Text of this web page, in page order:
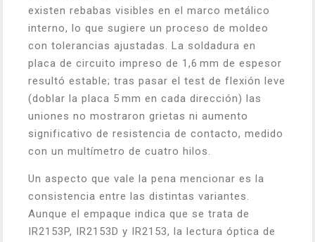
existen rebabas visibles en el marco metálico
interno, lo que sugiere un proceso de moldeo
con tolerancias ajustadas. La soldadura en
placa de circuito impreso de 1,6 mm de espesor
resultó estable; tras pasar el test de flexión leve
(doblar la placa 5 mm en cada dirección) las
uniones no mostraron grietas ni aumento
significativo de resistencia de contacto, medido
con un multímetro de cuatro hilos.
Un aspecto que vale la pena mencionar es la
consistencia entre las distintas variantes.
Aunque el empaque indica que se trata de
IR2153P, IR2153D y IR2153, la lectura óptica de